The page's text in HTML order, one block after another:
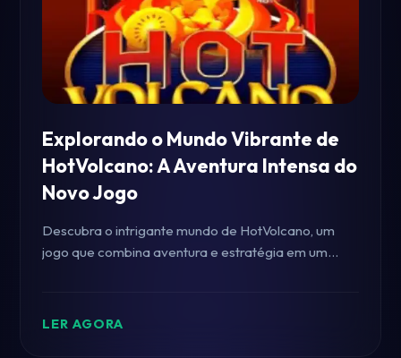
Explorando o Mundo Vibrante de
HotVolcano: A Aventura Intensa do
Novo Jogo
Descubra o intrigante mundo de HotVolcano, um
jogo que combina aventura e estratégia em um
conecta a eventos atuais.
LER AGORA